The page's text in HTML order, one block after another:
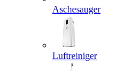
Aschesauger
Luftreiniger